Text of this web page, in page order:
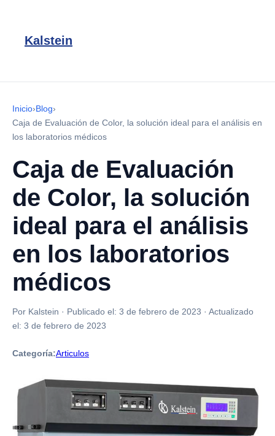
Kalstein
Inicio›Blog›
Caja de Evaluación de Color, la solución ideal para el análisis en
los laboratorios médicos
Caja de Evaluación
de Color, la solución
ideal para el análisis
en los laboratorios
médicos
Por Kalstein · Publicado el: 3 de febrero de 2023 · Actualizado
el: 3 de febrero de 2023
Categoría:Articulos